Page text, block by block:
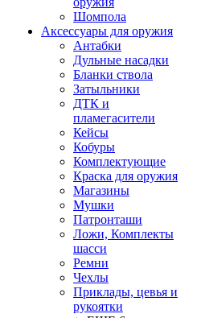
Шомпола
Аксессуары для оружия
Антабки
Дульные насадки
Бланки ствола
Затыльники
ДТК и
пламегасители
Кейсы
Кобуры
Комплектующие
Краска для оружия
Магазины
Мушки
Патронташи
Ложи, Комплекты
шасси
Ремни
Чехлы
Приклады, цевья и
рукоятки